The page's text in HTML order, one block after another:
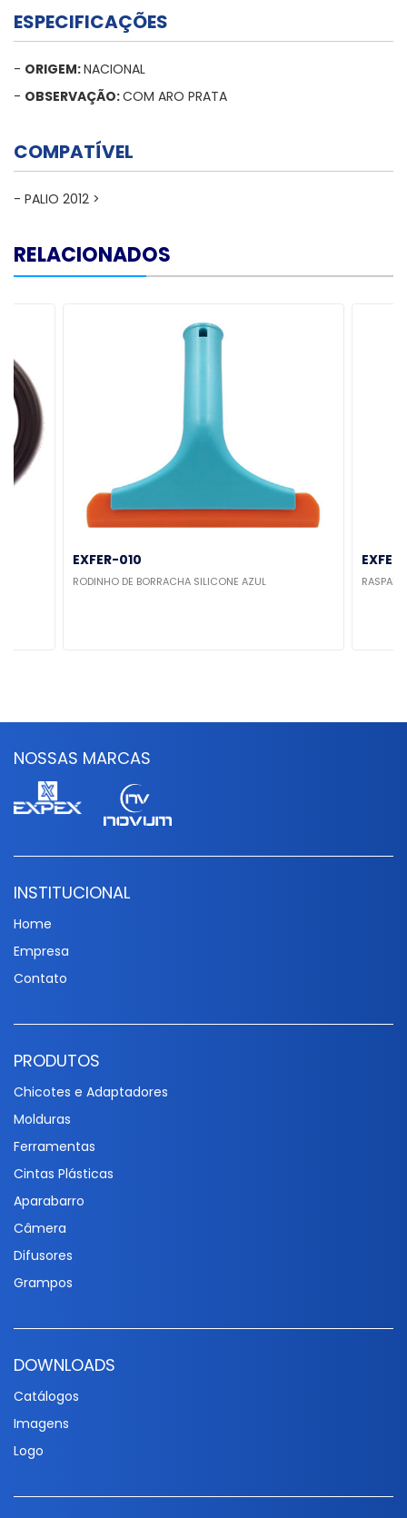
ESPECIFICAÇÕES
- ORIGEM:NACIONAL
- OBSERVAÇÃO:COM ARO PRATA
COMPATÍVEL
- PALIO 2012 >
RELACIONADOS
EXFER-010
RODINHO DE BORRACHA SILICONE AZUL
NOSSAS MARCAS
INSTITUCIONAL
Home
Empresa
Contato
PRODUTOS
Chicotes e Adaptadores
Molduras
Ferramentas
Cintas Plásticas
Aparabarro
Câmera
Difusores
Grampos
DOWNLOADS
Catálogos
Imagens
Logo